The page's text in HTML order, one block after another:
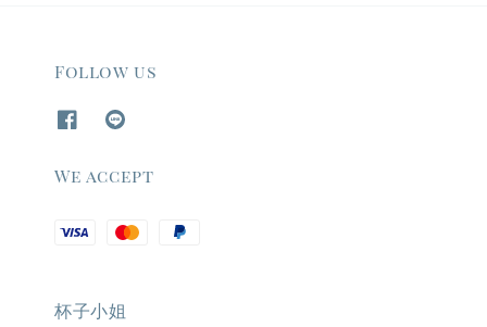
Follow us
We accept
杯子小姐